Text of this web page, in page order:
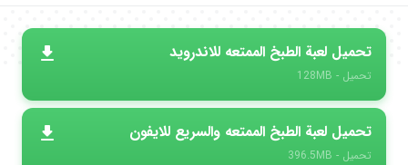
تحميل لعبة الطبخ الممتعه للاندرويد
تحميل - 128MB
تحميل لعبة الطبخ الممتعه والسريع للايفون
تحميل - 396.5MB